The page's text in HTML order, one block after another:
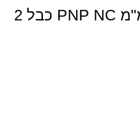
גשש קרבה אינדוקטיבי 12 מ"מ PNP NC כבל 2